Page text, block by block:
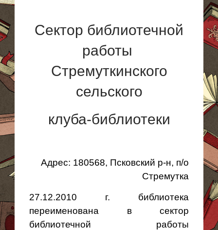
Сектор библиотечной
работы
Стремуткинского
сельского
клуба-библиотеки
Адрес: 180568, Псковский р-н, п/о
Стремутка
27.12.2010 г. библиотека
переименована в сектор
библиотечной работы